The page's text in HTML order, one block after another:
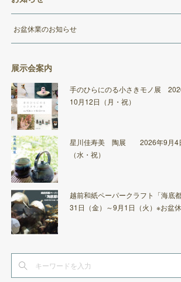
お盆休業のお知らせ
展示会案内
手のひらにのる小さきモノ展
10月12日（月・祝）
星川佳寿美 陶展 2026年9月4
（水・祝）
越前和紙ペーパークラフト「海
31日（金）～9月1日（火）※お盆